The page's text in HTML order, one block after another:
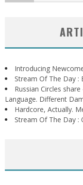
Introducing
Stream Of The Day :
Russian Circles
Language. Different
Hardcore, Actually.
Stream Of The Day :